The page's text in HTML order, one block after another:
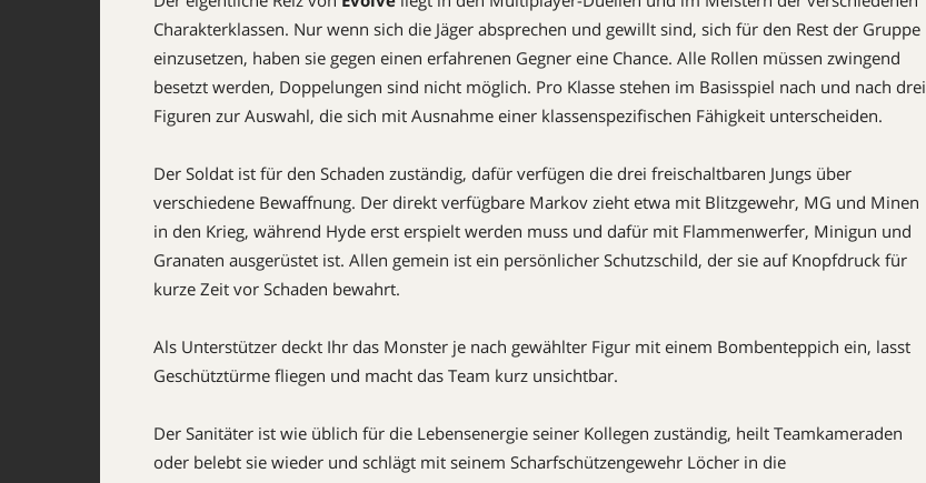
Charakterklassen. Nur wenn sich die Jäger absprechen und gewillt sind, sich für den Rest der Gruppe
einzusetzen, haben sie gegen einen erfahrenen Gegner eine Chance. Alle Rollen müssen zwingend
besetzt werden, Doppelungen sind nicht möglich. Pro Klasse stehen im Basisspiel nach und nach drei
Figuren zur Auswahl, die sich mit Ausnahme einer klassenspezifischen Fähigkeit unterscheiden.
Der Soldat ist für den Schaden zuständig, dafür verfügen die drei freischaltbaren Jungs über
verschiedene Bewaffnung. Der direkt verfügbare Markov zieht etwa mit Blitzgewehr, MG und Minen
in den Krieg, während Hyde erst erspielt werden muss und dafür mit Flammenwerfer, Minigun und
Granaten ausgerüstet ist. Allen gemein ist ein persönlicher Schutzschild, der sie auf Knopfdruck für
kurze Zeit vor Schaden bewahrt.
Als Unterstützer deckt Ihr das Monster je nach gewählter Figur mit einem Bombenteppich ein, lasst
Geschütztürme fliegen und macht das Team kurz unsichtbar.
Der Sanitäter ist wie üblich für die Lebensenergie seiner Kollegen zuständig, heilt Teamkameraden
oder belebt sie wieder und schlägt mit seinem Scharfschützengewehr Löcher in die